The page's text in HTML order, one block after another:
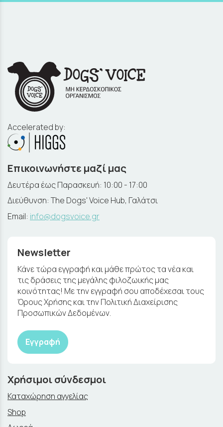
Accelerated by:
Επικοινωνήστε μαζί μας
Δευτέρα έως Παρασκευή: 10:00 - 17:00
Διεύθυνση: The Dogs' Voice Hub, Γαλάτσι
Email: info@dogsvoice.gr
Newsletter
Κάνε τώρα εγγραφή και μάθε πρώτος τα νέα και
τις δράσεις της μεγάλης φιλοζωικής μας
κοινότητας! Με την εγγραφή σου αποδέχεσαι τους
Όρους Χρήσης και την Πολιτική Διαχείρισης
Προσωπικών Δεδομένων.
Εγγραφή
Χρήσιμοι σύνδεσμοι
Καταχώρηση αγγελίας
Shop